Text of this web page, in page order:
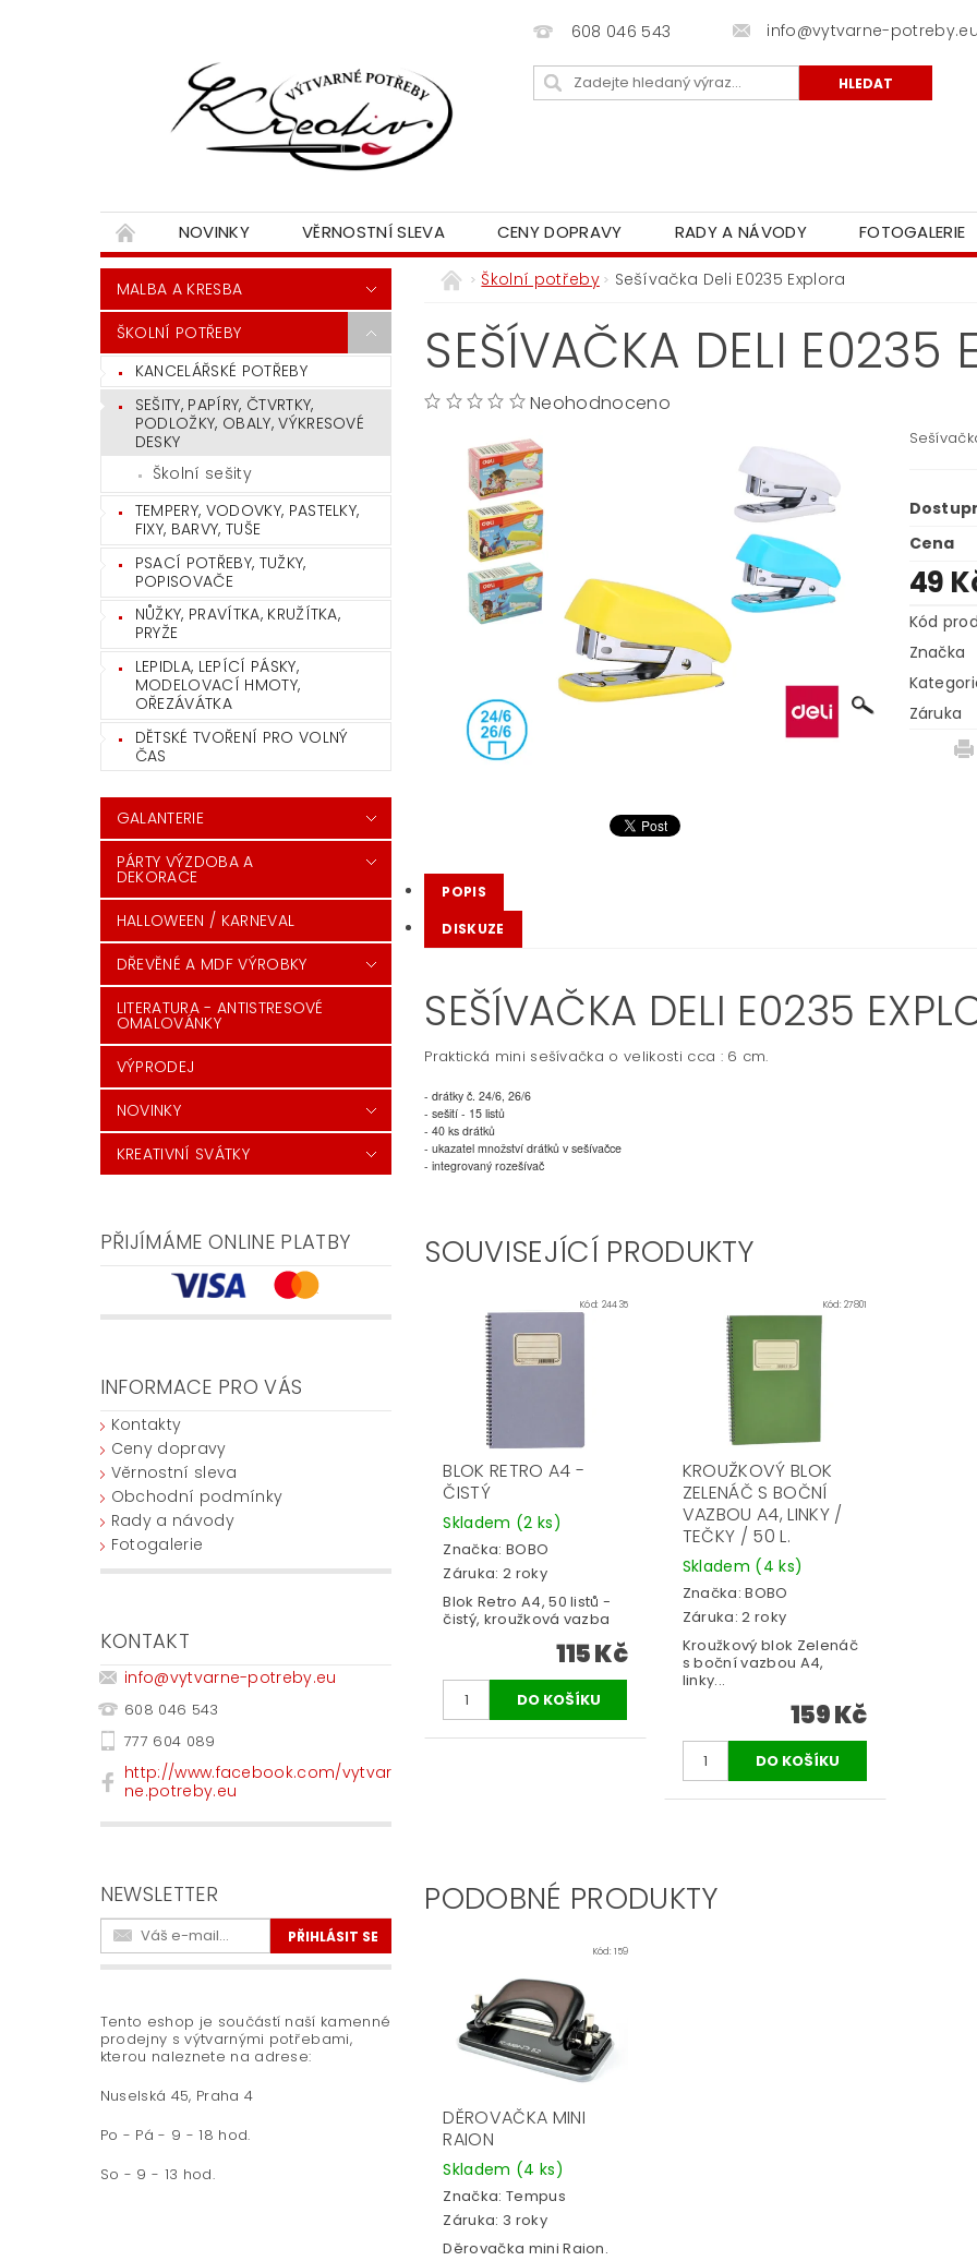
608 046 543 info@vytvarne-
NOVINKY VĚRNOSTNÍ SLEVA CENY DOPRAVY RADY A NÁVODY FOTOGALERIE
MALBA A KRESBA
ŠKOLNÍ POTŘEBY
KANCELÁŘSKÉ POTŘEBY
SEŠITY, PAPÍRY, ČTVRTKY,
PODLOŽKY, OBALY, VÝKRESOVÉ
DESKY
Školní sešity
TEMPERY, VODOVKY, PASTELKY,
FIXY, BARVY, TUŠE
PSACÍ POTŘEBY, TUŽKY,
POPISOVAČE
NŮŽKY, PRAVÍTKA, KRUŽÍTKA,
PRYŽE
LEPIDLA, LEPÍCÍ PÁSKY,
MODELOVACÍ HMOTY,
OŘEZÁVÁTKA
DĚTSKÉ TVOŘENÍ PRO VOLNÝ
ČAS
GALANTERIE
PÁRTY VÝZDOBA A
DEKORACE
HALLOWEEN / KARNEVAL
DŘEVĚNÉ A MDF VÝROBKY
LITERATURA - ANTISTRESOVÉ
OMALOVÁNKY
VÝPRODEJ
NOVINKY
KREATIVNÍ SVÁTKY
PŘIJÍMÁME ONLINE PLATBY
INFORMACE PRO VÁS
Kontakty
Ceny dopravy
Věrnostní sleva
Obchodní podmínky
Rady a návody
Fotogalerie
KONTAKT
info@vytvarne-potreby.eu
608 046 543
777 604 089
http://www.facebook.com/vytvar
ne.potreby.eu
NEWSLETTER
Tento eshop je součástí naší kamenné
prodejny s výtvarnými potřebami,
kterou naleznete na adrese:
Nuselská 45, Praha 4
Po - Pá - 9 - 18 hod.
So - 9 - 13 hod.
Školní potřeby Sešívačka Deli E0235 Explora
SEŠÍVAČKA DELI E0235
Neohodnoceno
Cena
49
Kód
Značka
Záruka
POPIS
DISKUZE
SEŠÍVAČKA DELI E0235
Praktická mini sešívačka o velikosti cca : 6 cm.
- drátky č. 24/6, 26/6
- sešití - 15 listů
- 40 ks drátků
- ukazatel množství drátků v sešívačce
- integrovaný rozešívač
SOUVISEJÍCÍ PRODUKTY
Kód: 24435
BLOK RETRO A4 -
ČISTÝ
Skladem (2 ks)
Značka: BOBO
Záruka: 2 roky
Blok Retro A4, 50 listů -
čistý, kroužková vazba
115 Kč
Kód:27801
KROUŽKOVÝ BLOK
ZELENÁČ S BOČNÍ
VAZBOU A4, LINKY /
TEČKY / 50 L.
Skladem (4 ks)
Značka:BOBO
Záruka: 2 roky
Kroužkový blok Zelenáč
s boční vazbou A4,
linky...
159 Kč
PODOBNÉ PRODUKTY
Kód:159
DĚROVAČKA MINI
RAION
Skladem (4 ks)
Značka: Tempus
Záruka: 3 roky
Děrovačka mini Raion.